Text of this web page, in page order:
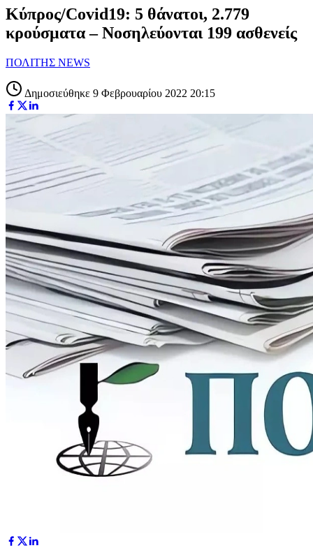
Κύπρος/Covid19: 5 θάνατοι, 2.779
κρούσματα – Νοσηλεύονται 199 ασθενείς
ΠΟΛΙΤΗΣ NEWS
Δημοσιεύθηκε 9 Φεβρουαρίου 2022 20:15